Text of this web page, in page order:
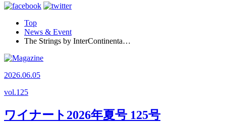
Top
News & Event
The Strings by InterContinenta…
2026.06.05
vol.125
ワイナート2026年夏号 125号